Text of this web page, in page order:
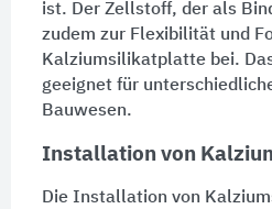
ist. Der Zellstoff, der als
zudem zur Flexibilität und
Kalziumsilikatplatte bei.
geeignet für
Bauwesen.
Installation von
Die Installation von